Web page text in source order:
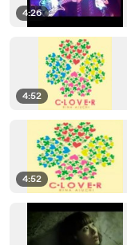
4:26
4:52
4:52